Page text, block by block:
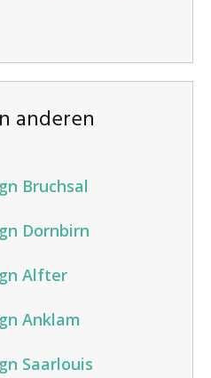
anderen
Bruchsal
Dornbirn
Alfter
Anklam
Saarlouis